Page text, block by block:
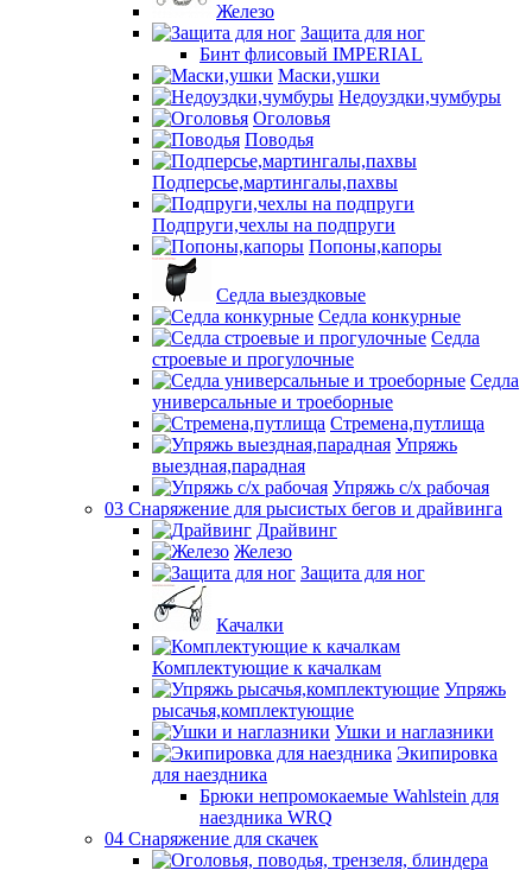
Железо
Защита для ног
Бинт флисовый IMPERIAL
Маски,ушки
Недоуздки,чумбуры
Оголовья
Поводья
Подперсье,мартингалы,пахвы
Подпруги,чехлы на подпруги
Попоны,капоры
Седла выездковые
Седла конкурные
Седла
строевые и прогулочные
Седла
универсальные и троеборные
Стремена,путлища
Упряжь
выездная,парадная
Упряжь с/х рабочая
03 Снаряжение для рысистых бегов и драйвинга
Драйвинг
Железо
Защита для ног
Качалки
Комплектующие к качалкам
Упряжь
рысачья,комплектующие
Ушки и наглазники
Экипировка
для наездника
Брюки непромокаемые Wahlstein для
наездника WRQ
04 Снаряжение для скачек